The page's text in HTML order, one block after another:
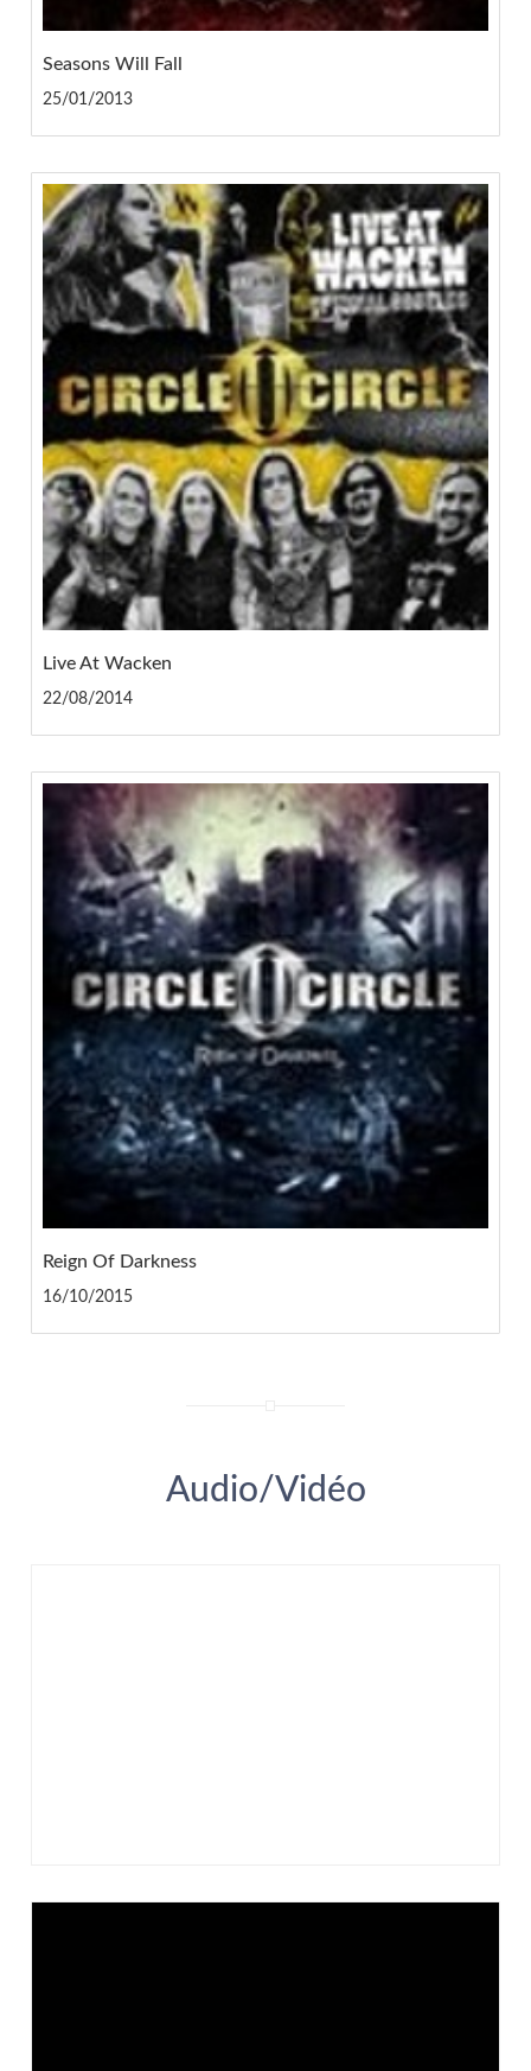
Seasons Will Fall
25/01/2013
Live At Wacken
22/08/2014
Reign Of Darkness
16/10/2015
Audio/Vidéo